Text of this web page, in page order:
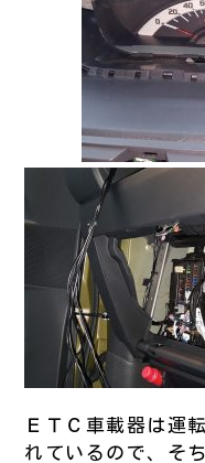
ＥＴＣ車載器は運
れているので、そ